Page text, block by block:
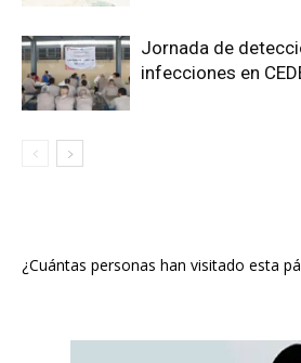
Jornada de
infecciones en
¿Cuántas personas han visitado esta